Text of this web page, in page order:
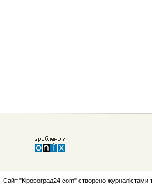
Сайт "Кіровоград24.com" створено журналістами